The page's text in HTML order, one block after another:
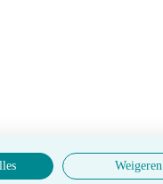
Weigeren